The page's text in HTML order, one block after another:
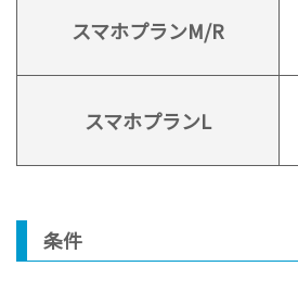
スマホプランM/R
スマホプランL
条件